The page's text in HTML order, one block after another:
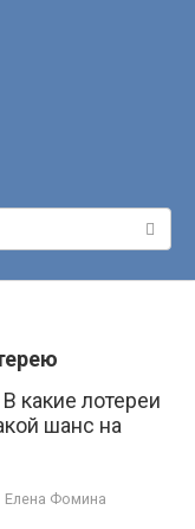
какие лотереи
шанс на
Елена Фомина